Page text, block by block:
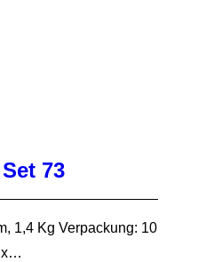
73
1,4 Kg Verpackung: 10
x…